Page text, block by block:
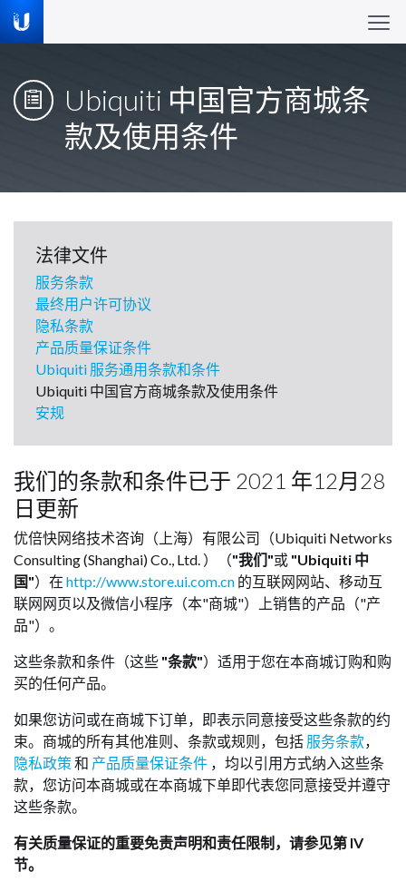
Ubiquiti 中国官方商城条
款及使用条件
法律文件
服务条款
最终用户许可协议
隐私条款
产品质量保证条件
Ubiquiti 服务通用条款和条件
Ubiquiti 中国官方商城条款及使用条件
安规
我们的条款和条件已于 2021 年12月28
日更新
优倍快网络技术咨询（上海）有限公司（Ubiquiti Networks
Consulting (Shanghai) Co., Ltd. ）（"我们"或 "Ubiquiti 中
国"）在 http://www.store.ui.com.cn 的互联网网站、移动互
联网网页以及微信小程序（本"商城"）上销售的产品（"产
品"）。
这些条款和条件（这些 "条款"）适用于您在本商城订购和购
买的任何产品。
如果您访问或在商城下订单，即表示同意接受这些条款的约
束。商城的所有其他准则、条款或规则，包括 服务条款，
隐私政策 和 产品质量保证条件 ，均以引用方式纳入这些条
款，您访问本商城或在本商城下单即代表您同意接受并遵守
这些条款。
有关质量保证的重要免责声明和责任限制，请参见第 IV
节。